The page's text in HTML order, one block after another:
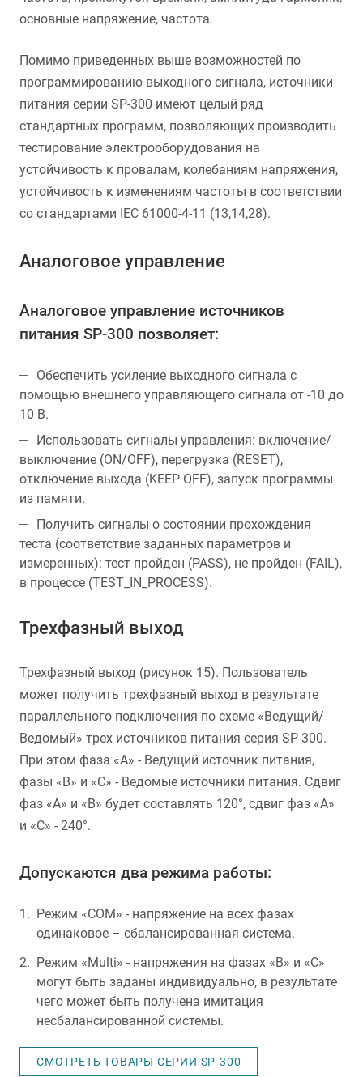
основные напряжение, частота.
Помимо приведенных выше возможностей по
программированию выходного сигнала, источники
питания серии SP-300 имеют целый ряд
стандартных программ, позволяющих производить
тестирование электрооборудования на
устойчивость к провалам, колебаниям напряжения,
устойчивость к изменениям частоты в соответствии
со стандартами IEC 61000-4-11 (13,14,28).
Аналоговое управление
Аналоговое управление источников
питания SP-300 позволяет:
Обеспечить усиление выходного сигнала с
помощью внешнего управляющего сигнала от -10 до
10 В.
Использовать сигналы управления: включение/
выключение (ON/OFF), перегрузка (RESET),
отключение выхода (KEEP OFF), запуск программы
из памяти.
Получить сигналы о состоянии прохождения
теста (соответствие заданных параметров и
измеренных): тест пройден (PASS), не пройден (FAIL),
в процессе (TEST_IN_PROCESS).
Трехфазный выход
Трехфазный выход (рисунок 15). Пользователь
может получить трехфазный выход в результате
параллельного подключения по схеме «Ведущий/
Ведомый» трех источников питания серия SP-300.
При этом фаза «А» - Ведущий источник питания,
фазы «В» и «C» - Ведомые источники питания. Сдвиг
фаз «А» и «В» будет составлять 120°, сдвиг фаз «А»
и «С» - 240°.
Допускаются два режима работы:
Режим «COM» - напряжение на всех фазах
одинаковое – сбалансированная система.
Режим «Multi» - напряжения на фазах «В» и «С»
могут быть заданы индивидуально, в результате
чего может быть получена имитация
несбалансированной системы.
СМОТРЕТЬ ТОВАРЫ СЕРИИ SP-300